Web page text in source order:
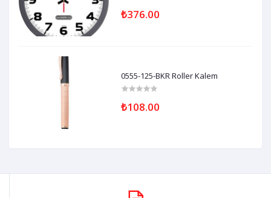
₺376.00
0555-125-BKR Roller Kalem
₺108.00